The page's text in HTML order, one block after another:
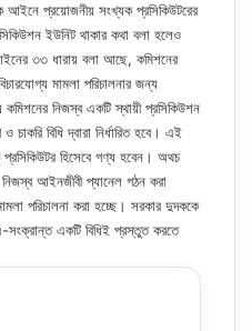
আইনে প্রয়োজনীয় সংখ্যক প্রসিকিউটরের
ইউনিট থাকার কথা বলা হলেও
৩৩ ধারায় বলা আছে, কমিশনের
মামলা পরিচালনার জন্য
নিজস্ব একটি স্থায়ী প্রসিকিউশন
বিধি দ্বারা নির্ধারিত হবে। এই
প্রসিকিউটর হিসেবে গণ্য হবেন। অথচ
আইনজীবী প্যানেল গঠন করা
পরিচালনা করা হচ্ছে। সরকার দুদককে
সংক্রান্ত একটি বিধিই প্রস্তুত করতে